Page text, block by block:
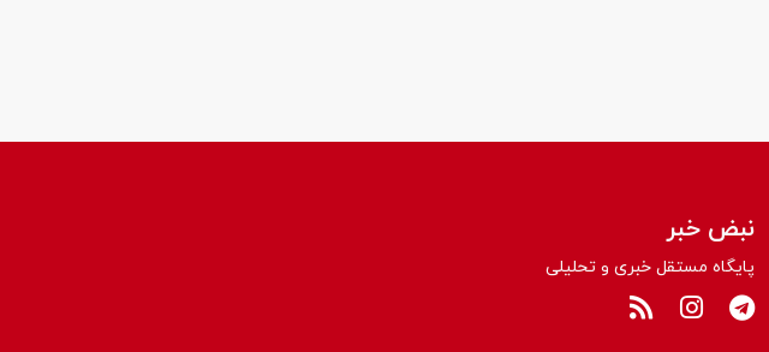
نبض خبر
پایگاه مستقل خبری و تحلیلی